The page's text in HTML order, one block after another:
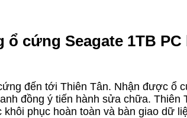
cứng Seagate 1TB
đến tới Thiên Tân. Nhận được ổ
đồng ý tiến hành sửa chữa.
phục hoàn toàn và bàn giao dữ